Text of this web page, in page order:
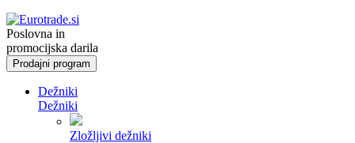
Poslovna in
promocijska darila
Prodajni program
Dežniki
Dežniki
Zložljivi dežniki